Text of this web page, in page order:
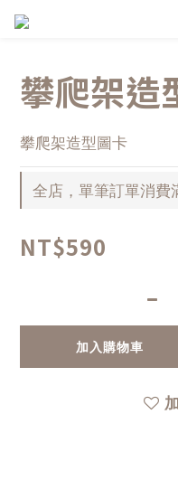
攀爬架造
攀爬架造型圖卡
全店，單筆訂單消費
NT$590
加入購物車